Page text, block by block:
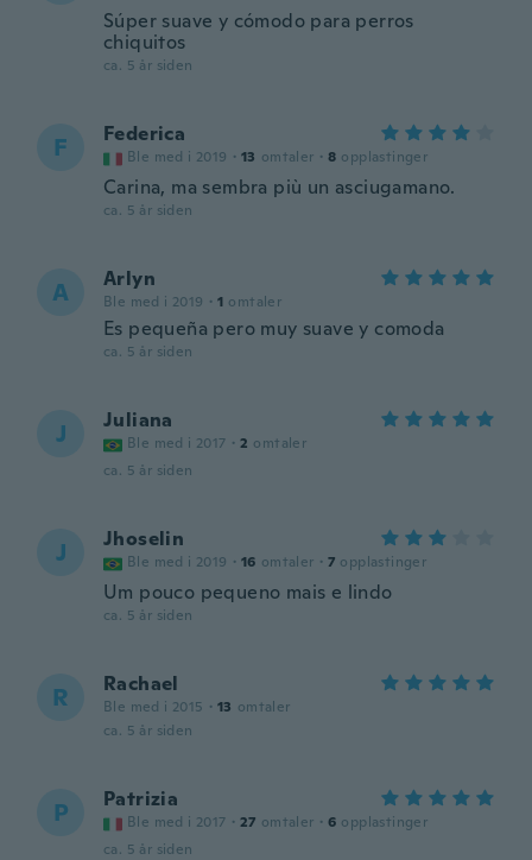
Súper suave y cómodo para perros
chiquitos
ca. 5 år siden
F Federica
Ble med i 2019 · 13 omtaler · 8 opplastinger
Carina, ma sembra più un asciugamano.
ca. 5 år siden
A Arlyn
Ble med i 2019 · 1 omtaler
Es pequeña pero muy suave y comoda
ca. 5 år siden
J Juliana
Ble med i 2017 · 2 omtaler
ca. 5 år siden
J Jhoselin
Ble med i 2019 · 16 omtaler · 7 opplastinger
Um pouco pequeno mais e lindo
ca. 5 år siden
R Rachael
Ble med i 2015 · 13 omtaler
ca. 5 år siden
P Patrizia
Ble med i 2017 · 27 omtaler · 6 opplastinger
ca. 5 år siden